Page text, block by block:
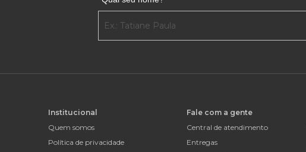
Institucional
Quem somos
Política de privacidade
Fale com a gente
Central de atendimento
Entregas